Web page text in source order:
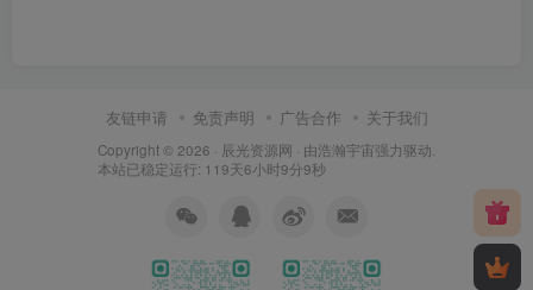
友链申请 免责声明 广告合作 关于我们
Copyright © 2026 · 辰光资源网 · 由浩瀚宇宙强力驱动.
本站已稳定运行: 119天6小时9分10秒